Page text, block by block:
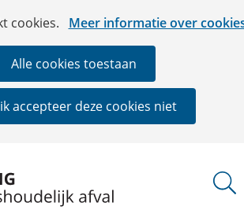
cookies. Meer informatie over
Alle cookies toestaan
accepteer deze cookies niet
Ga
de
inhoud